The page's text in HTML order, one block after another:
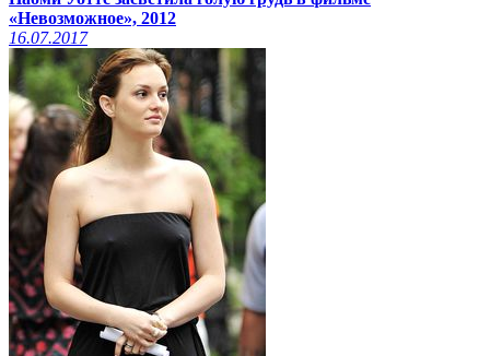
«Невозможное», 2012
16.07.2017